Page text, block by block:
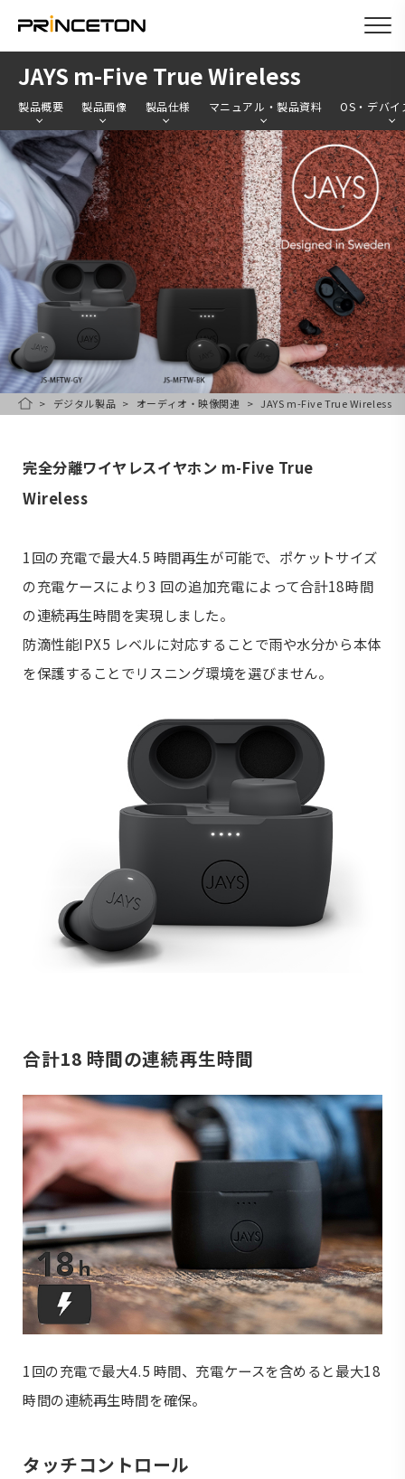
コ
ン
ツ
に
動
JAYS m-Five True Wireless
製品概要 製品画像 製品仕様 マニュアル・製品資料 OS・デバイ
HOMEデジタル製品 オーディオ・映像関連 JAYS m-Five True Wireless
完全分離ワイヤレスイヤホン m-Five True
Wireless
1回の充電で最大4.5 時間再生が可能で、ポケットサイズ
の充電ケースにより3 回の追加充電によって合計18時間
の連続再生時間を実現しました。
防滴性能IPX5 レベルに対応することで雨や水分から本体
を保護することでリスニング環境を選びません。
合計18 時間の連続再生時間
1回の充電で最大4.5 時間、充電ケースを含めると最大18
時間の連続再生時間を確保。
タッチコントロール